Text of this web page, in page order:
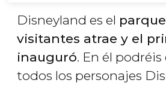
Disneyland es el
visitantes atrae y el
inauguró. En él
todos los personajes